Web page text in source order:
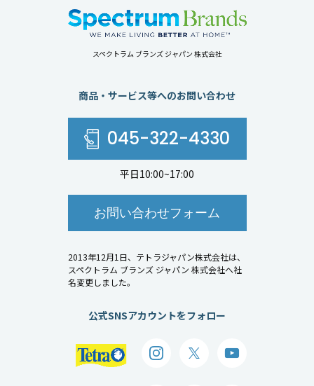
スペクトラム ブランズ ジャパン 株式会社
商品・サービス等へのお問い合わせ
045-322-4330
平日10:00~17:00
お問い合わせフォーム
2013年12月1日、テトラジャパン株式会社は、
スペクトラム ブランズ ジャパン 株式会社へ社
名変更しました。
公式SNSアカウントをフォロー